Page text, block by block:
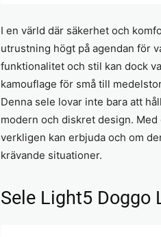
I en värld där säkerhet och
utrustning högt på agendan för
funktionalitet och stil kan dock
kamouflage för små till
Denna sele lovar inte bara att
modern och diskret design.
verkligen kan erbjuda och om
krävande situationer.
Sele Light5 Doggo